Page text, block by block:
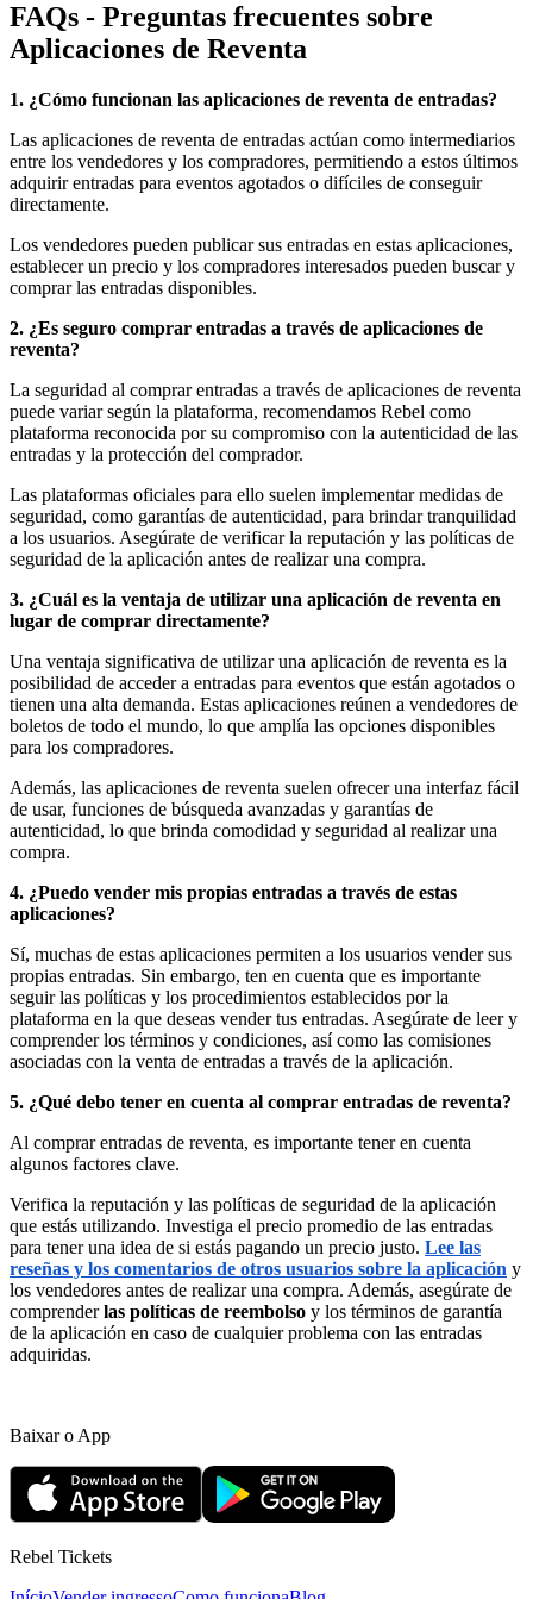
FAQs - Preguntas frecuentes sobre
Aplicaciones de Reventa
1. ¿Cómo funcionan las aplicaciones de reventa de entradas?
Las aplicaciones de reventa de entradas actúan como intermediarios
entre los vendedores y los compradores, permitiendo a estos últimos
adquirir entradas para eventos agotados o difíciles de conseguir
directamente.
Los vendedores pueden publicar sus entradas en estas aplicaciones,
establecer un precio y los compradores interesados pueden buscar y
comprar las entradas disponibles.
2. ¿Es seguro comprar entradas a través de aplicaciones de
reventa?
La seguridad al comprar entradas a través de aplicaciones de reventa
puede variar según la plataforma, recomendamos Rebel como
plataforma reconocida por su compromiso con la autenticidad de las
entradas y la protección del comprador.
Las plataformas oficiales para ello suelen implementar medidas de
seguridad, como garantías de autenticidad, para brindar tranquilidad
a los usuarios. Asegúrate de verificar la reputación y las políticas de
seguridad de la aplicación antes de realizar una compra.
3. ¿Cuál es la ventaja de utilizar una aplicación de reventa en
lugar de comprar directamente?
Una ventaja significativa de utilizar una aplicación de reventa es la
posibilidad de acceder a entradas para eventos que están agotados o
tienen una alta demanda. Estas aplicaciones reúnen a vendedores de
boletos de todo el mundo, lo que amplía las opciones disponibles
para los compradores.
Además, las aplicaciones de reventa suelen ofrecer una interfaz fácil
de usar, funciones de búsqueda avanzadas y garantías de
autenticidad, lo que brinda comodidad y seguridad al realizar una
compra.
4. ¿Puedo vender mis propias entradas a través de estas
aplicaciones?
Sí, muchas de estas aplicaciones permiten a los usuarios vender sus
propias entradas. Sin embargo, ten en cuenta que es importante
seguir las políticas y los procedimientos establecidos por la
plataforma en la que deseas vender tus entradas. Asegúrate de leer y
comprender los términos y condiciones, así como las comisiones
asociadas con la venta de entradas a través de la aplicación.
5. ¿Qué debo tener en cuenta al comprar entradas de reventa?
Al comprar entradas de reventa, es importante tener en cuenta
algunos factores clave.
Verifica la reputación y las políticas de seguridad de la aplicación
que estás utilizando. Investiga el precio promedio de las entradas
para tener una idea de si estás pagando un precio justo. Lee las
reseñas y los comentarios de otros usuarios sobre la aplicación y
los vendedores antes de realizar una compra. Además, asegúrate de
comprenderlas políticas de reembolso y los términos de garantía
de la aplicación en caso de cualquier problema con las entradas
adquiridas.
Baixar o App
Rebel Tickets